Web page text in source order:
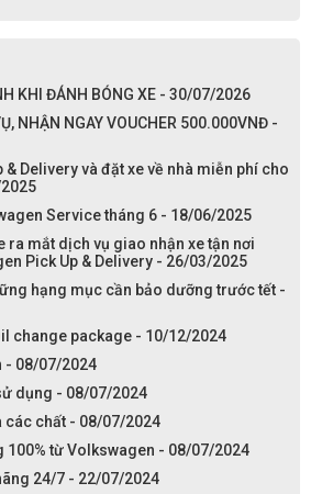
KHI ĐÁNH BÓNG XE - 30/07/2026
NHẬN NGAY VOUCHER 500.000VNĐ -
Delivery và đặt xe về nhà miễn phí cho
Service tháng 6 - 18/06/2025
ra mắt dịch vụ giao nhận xe tận nơi
Pick Up & Delivery - 26/03/2025
hạng mục cần bảo dưỡng trước tết -
change package - 10/12/2024
- 08/07/2024
dụng - 08/07/2024
các chất - 08/07/2024
100% từ Volkswagen - 08/07/2024
24/7 - 22/07/2024